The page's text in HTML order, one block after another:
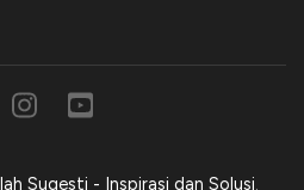
Sugesti - Inspirasi dan Solusi.